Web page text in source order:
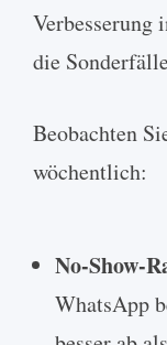
Verbesserung
die
Beobachten
wöchentlich:
No-Show-
WhatsApp